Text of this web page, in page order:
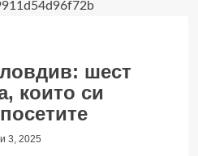
шест
които си
3, 2025